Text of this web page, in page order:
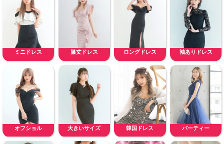
ミニドレス 膝丈ドレス ロングドレス 袖ありドレス
オフショル 大きいサイズ 韓国ドレス パーティー